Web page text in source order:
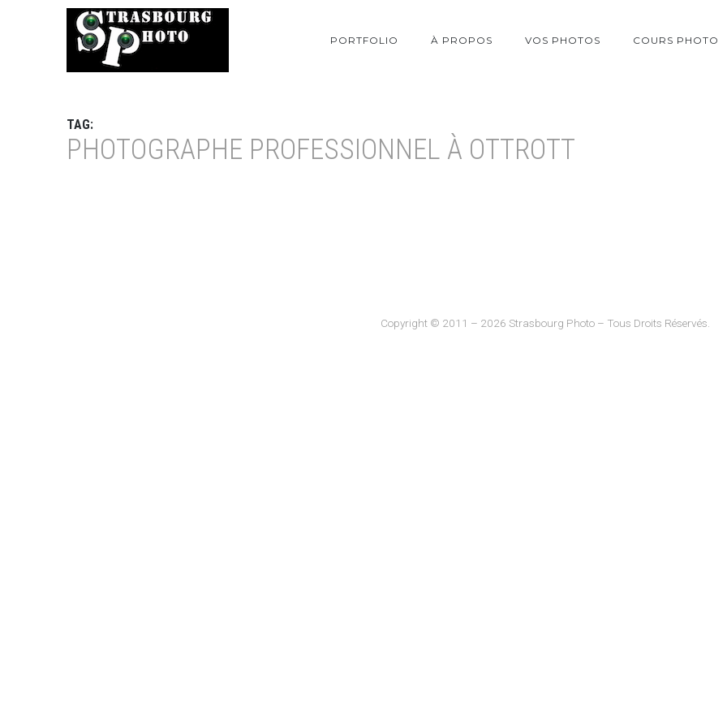
PORTFOLIO À PROPOS VOS PHOTOS COURS PHOTO
TAG:
PHOTOGRAPHE PROFESSIONNEL À OTTROTT
Copyright © 2011 – 2026 Strasbourg Photo – Tous Droits Réservés.